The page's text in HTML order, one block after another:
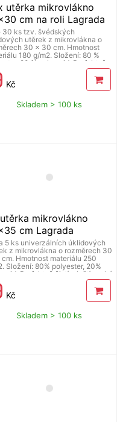
utěrka mikrovlákno
cm na roli Lagrada
zelená
30 ks tzv. švédských
utěrek z mikrovlákna o
30 x 30 cm. Hmotnost
180 g/m2. Složení: 80 %
20 % polyamid. Perfektně
a leští suché i mokré i bez použití
Výborně sají a nepouští
Jedná se o tzv. švédské
o všechny povrchy, dají se prát a
vydrží. Švédské utěrky
Kč
Skladem > 100 ks
mikrovlákno
cm Lagrada
UM05
5 ks univerzálních úklidových
z mikrovlákna o rozměrech 30
cm. Hmotnost materiálu 250
Složení: 80% polyester, 20%
Perfektně čistí a leští suché
povrchy i bez použití
Výborně sají a nepouští
Jedná se o tzv. švédské
o všechny povrchy, dají se prát a
dlouho vydrží. Švédské
Kč
Skladem > 100 ks